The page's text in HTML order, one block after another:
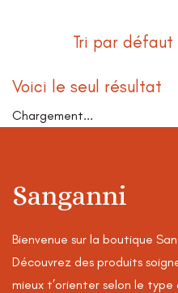
Voici le seul résultat
Chargement...
Sanganni
Bienvenue sur la boutique
Découvrez des produits
mieux t’orienter selon le type